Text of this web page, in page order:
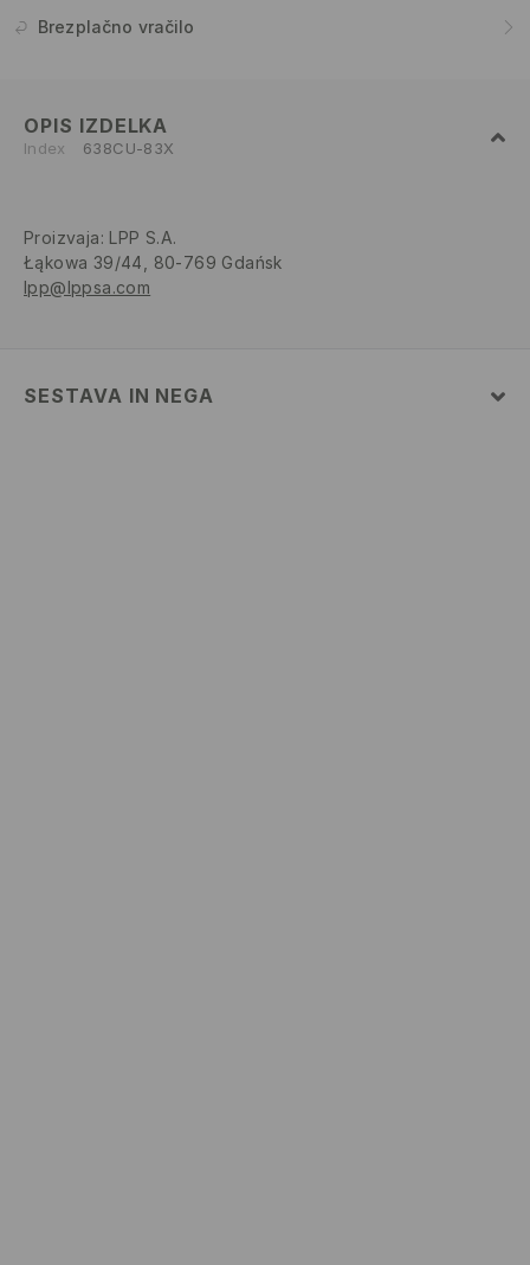
Brezplačno vračilo
OPIS IZDELKA
Index 638CU-83X
Proizvaja: LPP S.A.
Łąkowa 39/44, 80-769 Gdańsk
lpp@lppsa.com
SESTAVA IN NEGA